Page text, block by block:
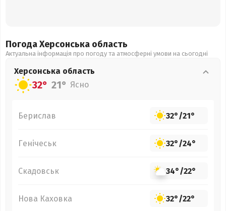
Погода Херсонська область
Актуальна інформація про погоду та атмосферні умови на сьогодні
Херсонська область
32° 21° Ясно
Берислав 32°/21°
Генічеськ 32°/24°
Скадовськ 34°/22°
Нова Каховка 32°/22°